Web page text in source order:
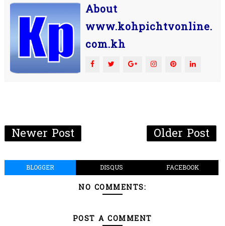
About
www.kohpichtvonline.
com.kh
Newer Post Older Post
BLOGGER DISQUS FACEBOOK
NO COMMENTS:
POST A COMMENT